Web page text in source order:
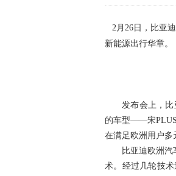
2月26日，比亚
新能源出行华章。
发布会上，
的车型——宋PLUS
在满足欧洲用户多
比亚迪欧洲
术。经过几轮技